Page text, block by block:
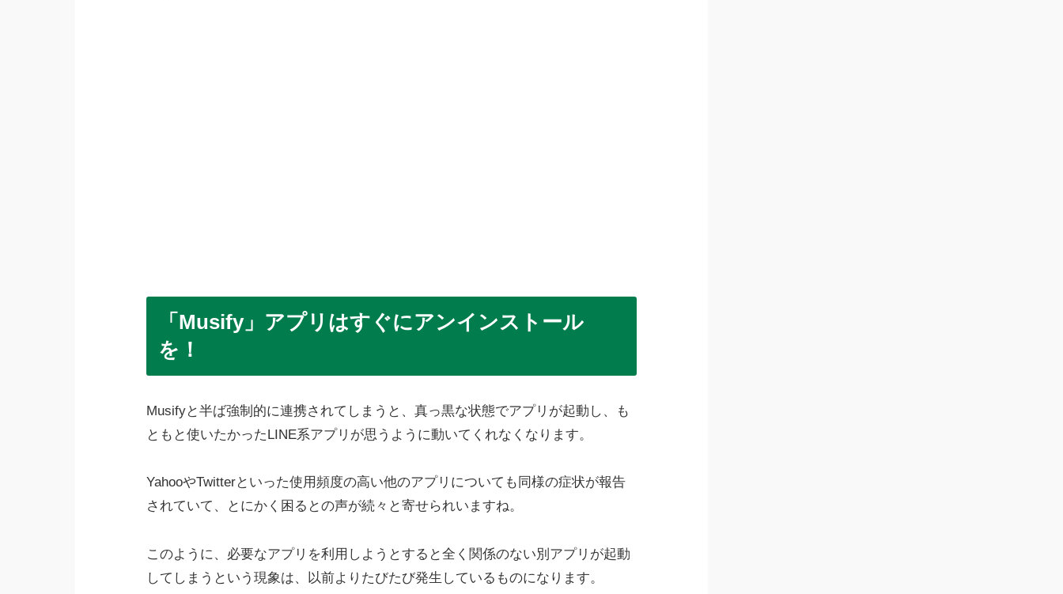
「Musify」アプリはすぐにアンインストール
を！
Musifyと半ば強制的に連携されてしまうと、真っ黒な状態でアプリが起動し、も
ともと使いたかったLINE系アプリが思うように動いてくれなくなります。
YahooやTwitterといった使用頻度の高い他のアプリについても同様の症状が報告
されていて、とにかく困るとの声が続々と寄せられいますね。
このように、必要なアプリを利用しようとすると全く関係のない別アプリが起動
してしまうという現象は、以前よりたびたび発生しているものになります。